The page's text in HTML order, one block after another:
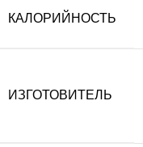
КАЛОРИЙНОСТЬ
ИЗГОТОВИТЕЛЬ